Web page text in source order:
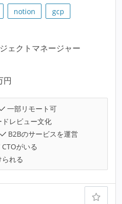
notion
gcp
ェクトマネージャー
円
一部リモート可
ドレビュー文化
B2Bのサービスを運営
CTOがいる
れる